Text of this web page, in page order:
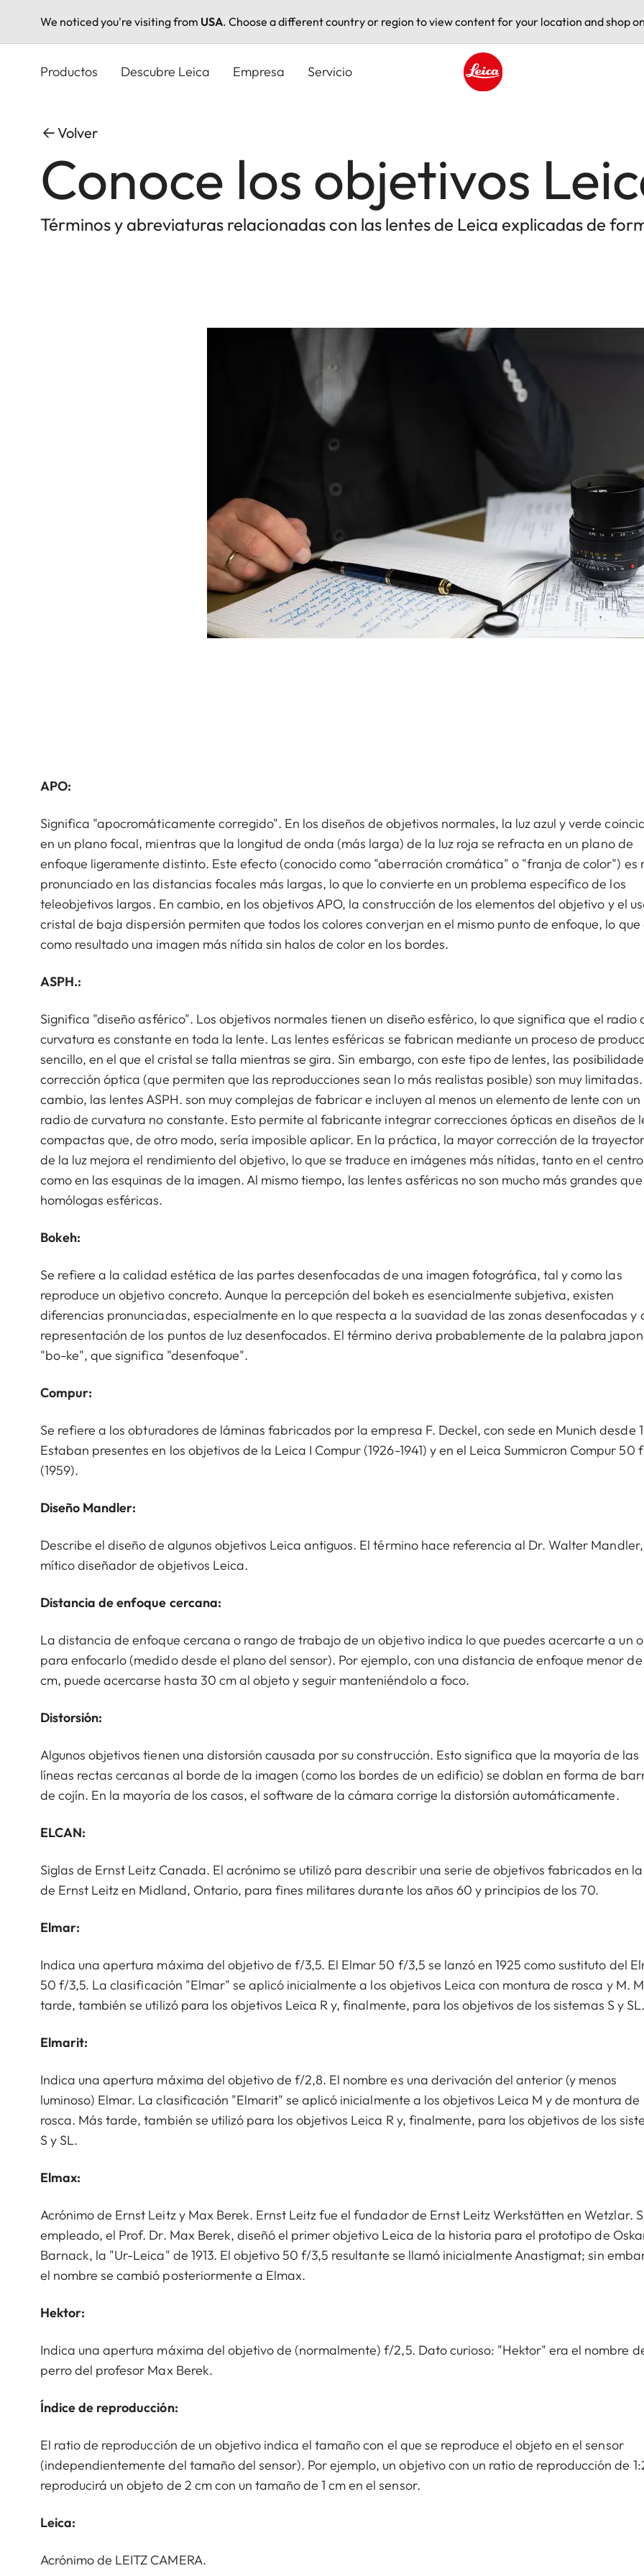
We noticed you're visiting from USA. Choose a different country or region to view content for your location and shop
Productos Descubre Leica Empresa Servicio
Volver
Conoce los objetivos
Términos y abreviaturas relacionadas con las lentes de Leica explicadas de
APO:
Significa "apocromáticamente corregido". En los diseños de objetivos normales, la luz azul y verde
en un plano focal, mientras que la longitud de onda (más larga) de la luz roja se refracta en un plano de
enfoque ligeramente distinto. Este efecto (conocido como "aberración cromática" o "franja de color") es
pronunciado en las distancias focales más largas, lo que lo convierte en un problema específico de los
teleobjetivos largos. En cambio, en los objetivos APO, la construcción de los elementos del objetivo y el
cristal de baja dispersión permiten que todos los colores converjan en el mismo punto de enfoque, lo que
como resultado una imagen más nítida sin halos de color en los bordes.
ASPH.:
Significa "diseño asférico". Los objetivos normales tienen un diseño esférico, lo que significa que el radio
curvatura es constante en toda la lente. Las lentes esféricas se fabrican mediante un proceso de
sencillo, en el que el cristal se talla mientras se gira. Sin embargo, con este tipo de lentes, las
corrección óptica (que permiten que las reproducciones sean lo más realistas posible) son muy limitadas.
cambio, las lentes ASPH. son muy complejas de fabricar e incluyen al menos un elemento de lente con un
radio de curvatura no constante. Esto permite al fabricante integrar correcciones ópticas en diseños de
compactas que, de otro modo, sería imposible aplicar. En la práctica, la mayor corrección de la
de la luz mejora el rendimiento del objetivo, lo que se traduce en imágenes más nítidas, tanto en el centro
como en las esquinas de la imagen. Al mismo tiempo, las lentes asféricas no son mucho más grandes que
homólogas esféricas.
Bokeh:
Se refiere a la calidad estética de las partes desenfocadas de una imagen fotográfica, tal y como las
reproduce un objetivo concreto. Aunque la percepción del bokeh es esencialmente subjetiva, existen
diferencias pronunciadas, especialmente en lo que respecta a la suavidad de las zonas desenfocadas y
representación de los puntos de luz desenfocados. El término deriva probablemente de la palabra
"bo-ke", que significa "desenfoque".
Compur:
Se refiere a los obturadores de láminas fabricados por la empresa F. Deckel, con sede en Munich desde
Estaban presentes en los objetivos de la Leica I Compur (1926-1941) y en el Leica Summicron Compur 50
(1959).
Diseño Mandler:
Describe el diseño de algunos objetivos Leica antiguos. El término hace referencia al Dr. Walter
mítico diseñador de objetivos Leica.
Distancia de enfoque cercana:
La distancia de enfoque cercana o rango de trabajo de un objetivo indica lo que puedes acercarte a un
para enfocarlo (medido desde el plano del sensor). Por ejemplo, con una distancia de enfoque menor
cm, puede acercarse hasta 30 cm al objeto y seguir manteniéndolo a foco.
Distorsión:
Algunos objetivos tienen una distorsión causada por su construcción. Esto significa que la mayoría de las
líneas rectas cercanas al borde de la imagen (como los bordes de un edificio) se doblan en forma de
de cojín. En la mayoría de los casos, el software de la cámara corrige la distorsión automáticamente.
ELCAN:
Siglas de Ernst Leitz Canada. El acrónimo se utilizó para describir una serie de objetivos fabricados en
de Ernst Leitz en Midland, Ontario, para fines militares durante los años 60 y principios de los 70.
Elmar:
Indica una apertura máxima del objetivo de f/3,5. El Elmar 50 f/3,5 se lanzó en 1925 como sustituto del
50 f/3,5. La clasificación "Elmar" se aplicó inicialmente a los objetivos Leica con montura de rosca y M.
tarde, también se utilizó para los objetivos Leica R y, finalmente, para los objetivos de los sistemas S y SL.
Elmarit:
Indica una apertura máxima del objetivo de f/2,8. El nombre es una derivación del anterior (y menos
luminoso) Elmar. La clasificación "Elmarit" se aplicó inicialmente a los objetivos Leica M y de montura de
rosca. Más tarde, también se utilizó para los objetivos Leica R y, finalmente, para los objetivos de los
S y SL.
Elmax:
Acrónimo de Ernst Leitz y Max Berek. Ernst Leitz fue el fundador de Ernst Leitz Werkstätten en Wetzlar.
empleado, el Prof. Dr. Max Berek, diseñó el primer objetivo Leica de la historia para el prototipo de
Barnack, la "Ur-Leica" de 1913. El objetivo 50 f/3,5 resultante se llamó inicialmente Anastigmat; sin
el nombre se cambió posteriormente a Elmax.
Hektor:
Indica una apertura máxima del objetivo de (normalmente) f/2,5. Dato curioso: "Hektor" era el nombre
perro del profesor Max Berek.
Índice de reproducción:
El ratio de reproducción de un objetivo indica el tamaño con el que se reproduce el objeto en el sensor
(independientemente del tamaño del sensor). Por ejemplo, un objetivo con un ratio de reproducción de
reproducirá un objeto de 2 cm con un tamaño de 1 cm en el sensor.
Leica:
Acrónimo de LEITZ CAMERA.